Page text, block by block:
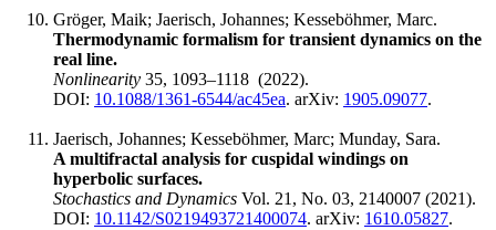
Gröger, Maik; Jaerisch, Johannes; Kesseböhmer, Marc.
Thermodynamic formalism for transient dynamics on the
real line.
Nonlinearity 35, 1093–1118 (2022).
DOI: 10.1088/1361-6544/ac45ea. arXiv: 1905.09077.
Jaerisch, Johannes; Kesseböhmer, Marc; Munday, Sara.
A multifractal analysis for cuspidal windings on
hyperbolic surfaces.
Stochastics and Dynamics Vol. 21, No. 03, 2140007 (2021).
DOI: 10.1142/S0219493721400074. arXiv: 1610.05827.